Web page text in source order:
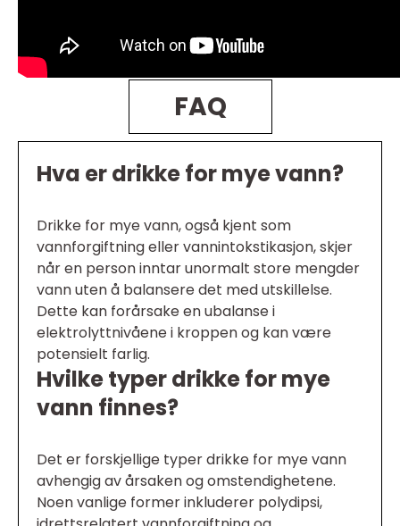
FAQ
Hva er drikke for mye vann?
Drikke for mye vann, også kjent som
vannforgiftning eller vannintokstikasjon, skjer
når en person inntar unormalt store mengder
vann uten å balansere det med utskillelse.
Dette kan forårsake en ubalanse i
elektrolyttnivåene i kroppen og kan være
potensielt farlig.
Hvilke typer drikke for mye
vann finnes?
Det er forskjellige typer drikke for mye vann
avhengig av årsaken og omstendighetene.
Noen vanlige former inkluderer polydipsi,